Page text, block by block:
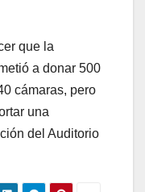
que la
a donar 500
cámaras, pero
una
del Auditorio